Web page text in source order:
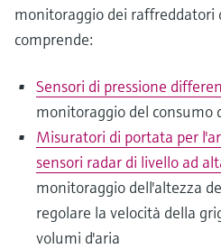
monitoraggio dei raffreddatori
comprende:
Sensori di pressione
monitoraggio del
Misuratori di portata per
sensori radar di livello ad
monitoraggio dell'altezza
regolare la velocità della
volumi d'aria